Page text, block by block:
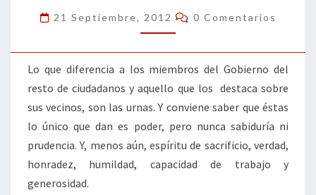
21 Septiembre, 2012 Comentarios
0 Comentarios
Lo que diferencia a los miembros del Gobierno del
resto de ciudadanos y aquello que los destaca sobre
sus vecinos, son las urnas. Y conviene saber que éstas
lo único que dan es poder, pero nunca sabiduría ni
prudencia. Y, menos aún, espíritu de sacrificio, verdad,
honradez, humildad, capacidad de trabajo y
generosidad.